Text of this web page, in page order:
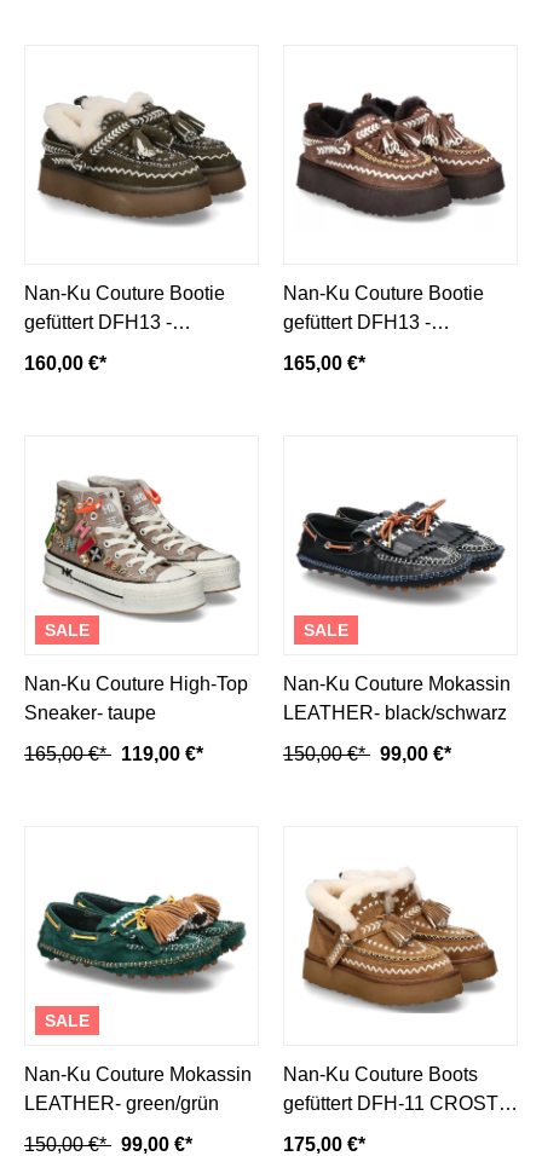
Nan-Ku Couture Bootie
gefüttert DFH13 -
verde/grün
160,00 €*
Nan-Ku Couture Bootie
gefüttert DFH13 -
coffee/braun
165,00 €*
SALE
Nan-Ku Couture High-Top
Sneaker- taupe
165,00 €* 119,00 €*
SALE
Nan-Ku Couture Mokassin
LEATHER- black/schwarz
150,00 €* 99,00 €*
SALE
Nan-Ku Couture Mokassin
LEATHER- green/grün
150,00 €* 99,00 €*
Nan-Ku Couture Boots
gefüttert DFH-11 CROSTA-
camel/ mittelbraun
175,00 €*